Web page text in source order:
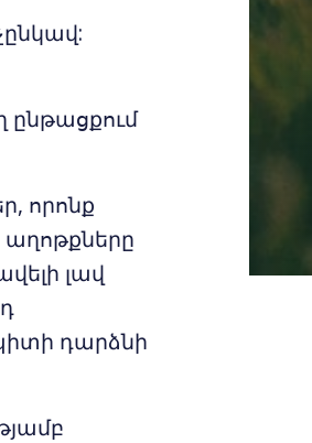
ընթացքում
որոնք
աղոթքները
լավ
դարձնի